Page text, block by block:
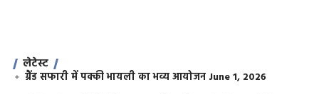
लेटेस्ट
ग्रैंड सफारी में पक्की भायली का भव्य आयोजन June 1, 2026